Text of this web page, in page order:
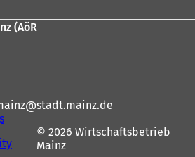
(AöR
stadt.mainz de
© 2026 Wirtschaftsbetrieb
Mainz